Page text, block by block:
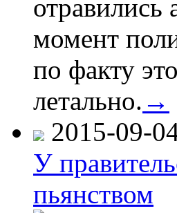
отравились
момент
по факту
летально. →
2015-09-
У
пьянством